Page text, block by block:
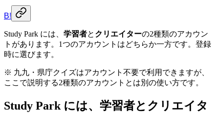
B!
Study Park には、 学習者と クリエイターの2種類のアカウン
トがあります。1つのアカウントはどちらか一方です。登録
時に選びます。
※ 九九・県庁クイズはアカウント不要で利用できますが、
ここで説明する2種類のアカウントとは別の使い方です。
Study Park には、 学習者と クリエイタ